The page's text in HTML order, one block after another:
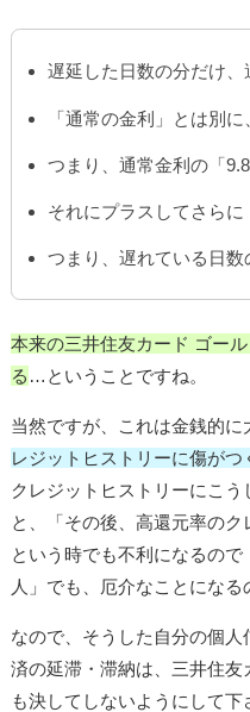
遅延した日数の分だけ、
「通常の金利」とは別
つまり、通常金利の「
それにプラスしてさら
つまり、遅れている日
本来の三井住友カード ゴー
る …ということですね。
当然ですが、これは金銭的に
レジットヒストリーに傷がつ
クレジットヒストリーにこ
と、「その後、高還元率のク
という時でも不利になるの
人」でも、厄介なことになる
なので、そうした自分の個
済の延滞・滞納は、三井住
も決してしないようにして下